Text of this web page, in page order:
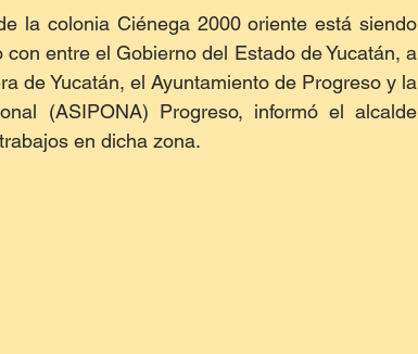
la colonia Ciénega 2000 oriente está siendo
entre el Gobierno del Estado de Yucatán, a
de Yucatán, el Ayuntamiento de Progreso y la
(ASIPONA) Progreso, informó el alcalde
en dicha zona.